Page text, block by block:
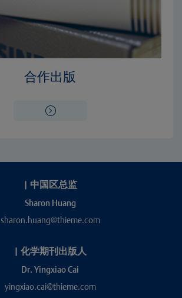
合作出版
| 中国区总监
Sharon Huang
sharon.huang@thieme.com
| 化学期刊出版人
Dr. Yingxiao Cai
yingxiao.cai@thieme.com